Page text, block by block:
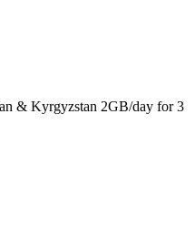
& Kyrgyzstan 2GB/day for 3